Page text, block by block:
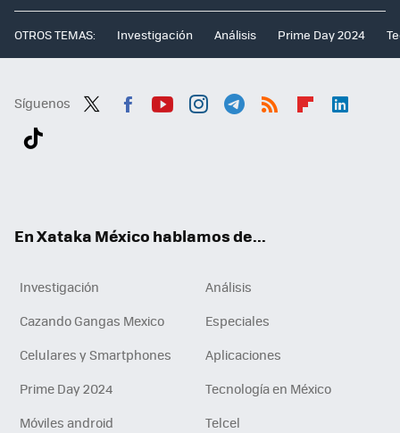
OTROS TEMAS: Investigación Análisis Prime Day 2024
Síguenos
En Xataka México hablamos de...
Investigación
Análisis
Cazando Gangas Mexico
Especiales
Celulares y Smartphones
Aplicaciones
Prime Day 2024
Tecnología en México
Móviles android
Telcel